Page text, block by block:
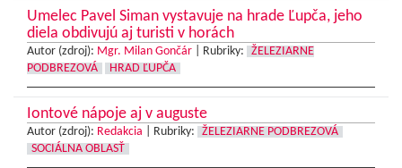
Umelec Pavel Siman vystavuje na hrade Ľupča, jeho
diela obdivujú aj turisti v horách
Autor (zdroj): Mgr. Milan Gončár Rubriky:
ŽELEZIARNE
PODBREZOVÁ
HRAD ĽUPČA
Iontové nápoje aj v auguste
Autor (zdroj): Redakcia Rubriky:
ŽELEZIARNE PODBREZOVÁ
SOCIÁLNA OBLASŤ